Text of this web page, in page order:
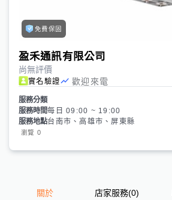
免費保固
盈禾通訊有限公司
尚無評價
實名驗證 歡迎來電
服務分類
服務時間每日 09:00 ~ 19:00
服務地點台南市、高雄市、屏東縣
瀏覽 0
關於 店家服務(0)